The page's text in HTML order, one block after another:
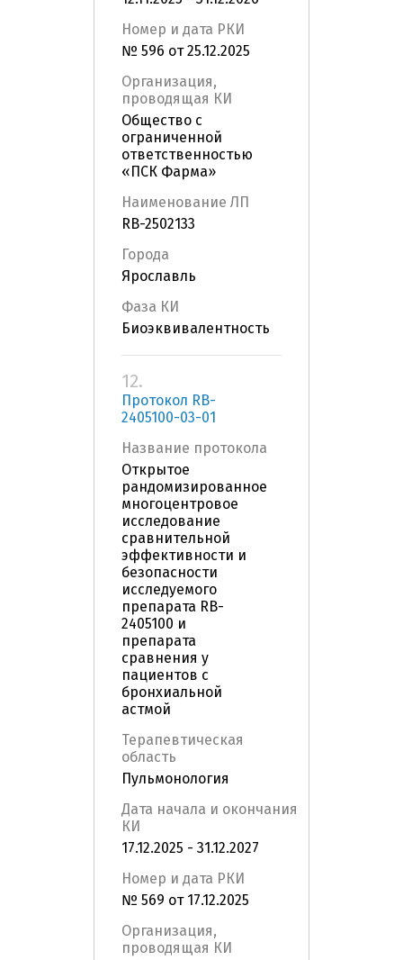
Номер и дата РКИ
№ 596 от 25.12.2025
Организация,
проводящая КИ
Общество с
ограниченной
ответственностью
«ПСК Фарма»
Наименование ЛП
RB-2502133
Города
Ярославль
Фаза КИ
Биоэквивалентность
12.
Протокол RB-
2405100-03-01
Название протокола
Открытое
рандомизированное
многоцентровое
исследование
сравнительной
эффективности и
безопасности
исследуемого
препарата RB-
2405100 и
препарата
сравнения у
пациентов с
бронхиальной
астмой
Терапевтическая
область
Пульмонология
Дата начала и окончания
КИ
17.12.2025 - 31.12.2027
Номер и дата РКИ
№ 569 от 17.12.2025
Организация,
проводящая КИ